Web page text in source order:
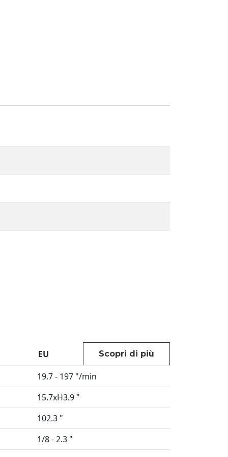
EU Scopri di più
19.7 - 197 "/min
15.7xH3.9 "
102.3 "
1/8 - 2.3 "